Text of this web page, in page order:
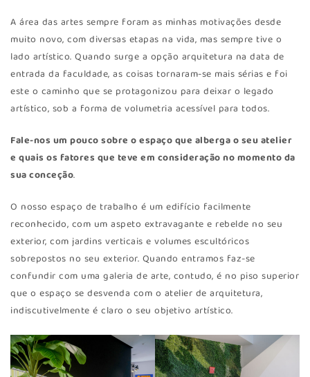
A área das artes sempre foram as minhas motivações desde
muito novo, com diversas etapas na vida, mas sempre tive o
lado artístico. Quando surge a opção arquitetura na data de
entrada da faculdade, as coisas tornaram-se mais sérias e foi
este o caminho que se protagonizou para deixar o legado
artístico, sob a forma de volumetria acessível para todos.
Fale-nos um pouco sobre o espaço que alberga o seu atelier
e quais os fatores que teve em consideração no momento da
sua conceção.
O nosso espaço de trabalho é um edifício facilmente
reconhecido, com um aspeto extravagante e rebelde no seu
exterior, com jardins verticais e volumes escultóricos
sobrepostos no seu exterior. Quando entramos faz-se
confundir com uma galeria de arte, contudo, é no piso superior
que o espaço se desvenda com o atelier de arquitetura,
indiscutivelmente é claro o seu objetivo artístico.